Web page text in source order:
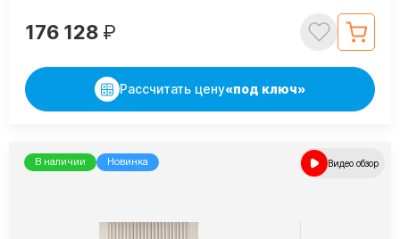
176 128 ₽
Рассчитать цену«под ключ»
В наличии Новинка Видео обзор